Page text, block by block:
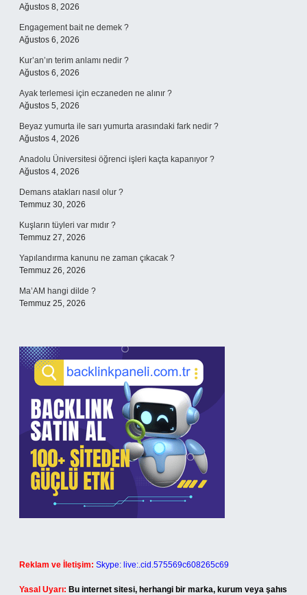
Ağustos 8, 2026
Engagement bait ne demek ?
Ağustos 6, 2026
Kur’an’ın terim anlamı nedir ?
Ağustos 6, 2026
Ayak terlemesi için eczaneden ne alınır ?
Ağustos 5, 2026
Beyaz yumurta ile sarı yumurta arasındaki fark nedir ?
Ağustos 4, 2026
Anadolu Üniversitesi öğrenci işleri kaçta kapanıyor ?
Ağustos 4, 2026
Demans atakları nasıl olur ?
Temmuz 30, 2026
Kuşların tüyleri var mıdır ?
Temmuz 27, 2026
Yapılandırma kanunu ne zaman çıkacak ?
Temmuz 26, 2026
Ma’AM hangi dilde ?
Temmuz 25, 2026
Reklam ve İletişim: Skype: live:.cid.575569c608265c69
Yasal Uyarı: Bu internet sitesi, herhangi bir marka, kurum veya şahıs